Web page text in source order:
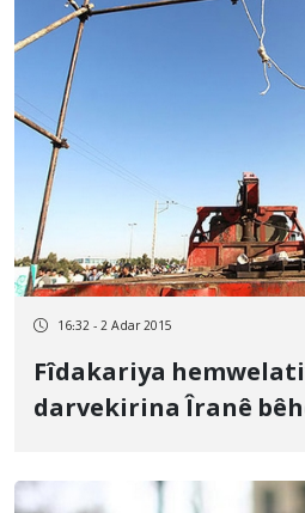
16:32 - 2 Adar 2015
Fîdakariya
darvekirina Îranê